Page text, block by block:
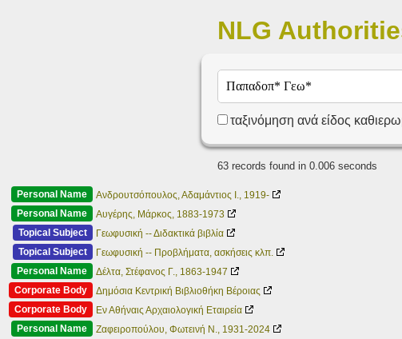
NLG
ταξινόμηση ανά είδος
63 records found in 0.006 seconds
Personal Name
Ανδρουτσόπουλος, Αδαμάντιος Ι., 1919-
Personal Name
Αυγέρης, Μάρκος, 1883-1973
Topical Subject
Γεωφυσική -- Διδακτικά βιβλία
Topical Subject
Γεωφυσική -- Προβλήματα, ασκήσεις κλπ.
Personal Name
Δέλτα, Στέφανος Γ., 1863-1947
Corporate Body
Δημόσια Κεντρική Βιβλιοθήκη Βέροιας
Corporate Body
Εν Αθήναις Αρχαιολογική Εταιρεία
Personal Name
Ζαφειροπούλου, Φωτεινή Ν., 1931-2024